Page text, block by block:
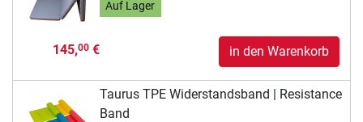
Auf Lager
145,00€ in den Warenkorb
Taurus TPE Widerstandsband | Resistance
Band